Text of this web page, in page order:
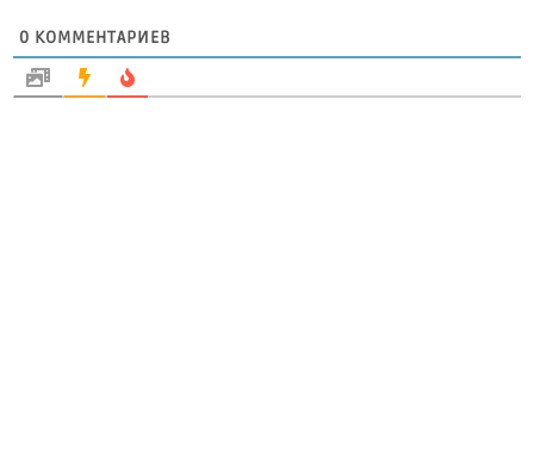
0 КОММЕНТАРИЕВ